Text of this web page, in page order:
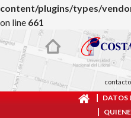
content/plugins/types/
on line 661
DATOS